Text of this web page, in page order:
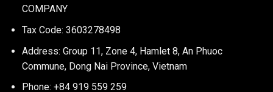
COMPANY
Tax Code: 3603278498
Address: Group 11, Zone 4, Hamlet 8, An Phuoc
Commune, Dong Nai Province, Vietnam
Phone: +84 919 559 259